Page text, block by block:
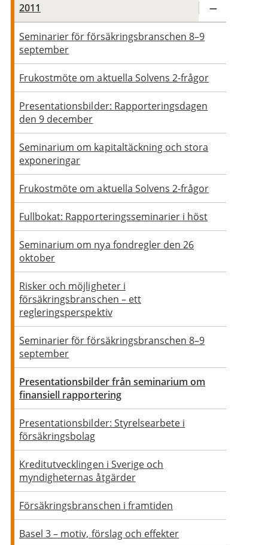
2011
Seminarier för försäkringsbranschen 8–9
september
Frukostmöte om aktuella Solvens 2-frågor
Presentationsbilder: Rapporteringsdagen
den 9 december
Seminarium om kapitaltäckning och stora
exponeringar
Frukostmöte om aktuella Solvens 2-frågor
Fullbokat: Rapporteringsseminarier i höst
Seminarium om nya fondregler den 26
oktober
Risker och möjligheter i
försäkringsbranschen – ett
regleringsperspektiv
Seminarier för försäkringsbranschen 8–9
september
Presentationsbilder från seminarium om
finansiell rapportering
Presentationsbilder: Styrelsearbete i
försäkringsbolag
Kreditutvecklingen i Sverige och
myndigheternas åtgärder
Försäkringsbranschen i framtiden
Basel 3 – motiv, förslag och effekter